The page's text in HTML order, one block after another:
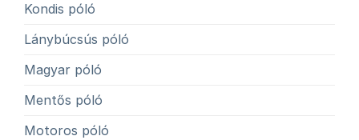
Kondis póló
Lánybúcsús póló
Magyar póló
Mentős póló
Motoros póló